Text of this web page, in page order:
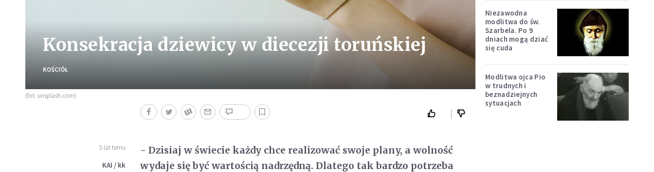
Konsekracja dziewicy w diecezji toruńskiej
KOŚCIÓŁ
(fot. unsplash.com)
5 lat temu
KAI / kk
- Dzisiaj w świecie każdy chce realizować swoje plany, a wolność
wydaje się być wartością nadrzędną. Dlatego tak bardzo potrzeba
Niezawodna
modlitwa do św.
Szarbela. Po 9
dniach mogą dziać
się cuda
Modlitwa ojca Pio
w trudnych i
beznadziejnych
sytuacjach